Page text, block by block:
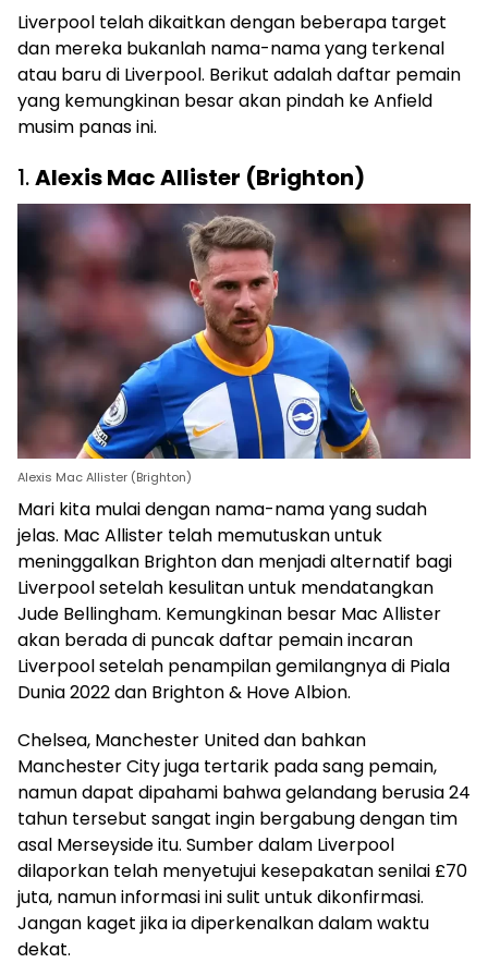
Liverpool telah dikaitkan dengan beberapa target
dan mereka bukanlah nama-nama yang terkenal
atau baru di Liverpool. Berikut adalah daftar pemain
yang kemungkinan besar akan pindah ke Anfield
musim panas ini.
1.Alexis Mac Allister (Brighton)
Alexis Mac Allister (Brighton)
Mari kita mulai dengan nama-nama yang sudah
jelas. Mac Allister telah memutuskan untuk
meninggalkan Brighton dan menjadi alternatif bagi
Liverpool setelah kesulitan untuk mendatangkan
Jude Bellingham. Kemungkinan besar Mac Allister
akan berada di puncak daftar pemain incaran
Liverpool setelah penampilan gemilangnya di Piala
Dunia 2022 dan Brighton & Hove Albion.
Chelsea, Manchester United dan bahkan
Manchester City juga tertarik pada sang pemain,
namun dapat dipahami bahwa gelandang berusia 24
tahun tersebut sangat ingin bergabung dengan tim
asal Merseyside itu. Sumber dalam Liverpool
dilaporkan telah menyetujui kesepakatan senilai £70
juta, namun informasi ini sulit untuk dikonfirmasi.
Jangan kaget jika ia diperkenalkan dalam waktu
dekat.